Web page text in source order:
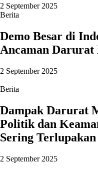
2 September 2025
Berita
Demo Besar di
Ancaman
2 September 2025
Berita
Dampak Darurat
Politik dan
Sering Terlupakan
2 September 2025